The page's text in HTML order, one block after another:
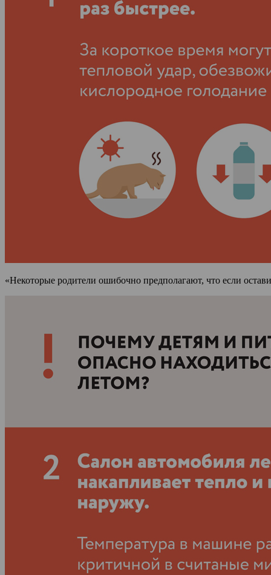
«Некоторые родители ошибочно предполагают, что если